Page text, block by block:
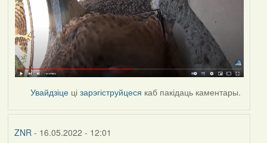
Увайдзіце цізарэгіструйцеся каб пакідаць каментары.
ZNR - 16.05.2022 - 12:01